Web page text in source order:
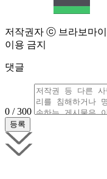
저작권자 ⓒ 브라보마
이용 금지
댓글
0 / 300